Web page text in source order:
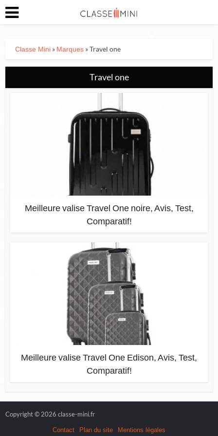
Classe Mini » Marques » Travel one
Travel one
Meilleure valise Travel One noire, Avis, Test,
Comparatif!
Meilleure valise Travel One Edison, Avis, Test,
Comparatif!
Copyright © 2026 classe-mini.fr
Contact Plan du site Mentions légales